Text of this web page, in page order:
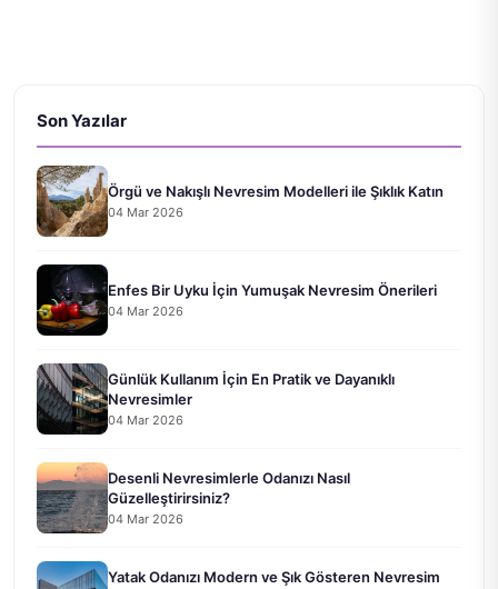
Son Yazılar
Örgü ve Nakışlı Nevresim Modelleri ile Şıklık Katın
04 Mar 2026
Enfes Bir Uyku İçin Yumuşak Nevresim Önerileri
04 Mar 2026
Günlük Kullanım İçin En Pratik ve Dayanıklı
Nevresimler
04 Mar 2026
Desenli Nevresimlerle Odanızı Nasıl
Güzelleştirirsiniz?
04 Mar 2026
Yatak Odanızı Modern ve Şık Gösteren Nevresim